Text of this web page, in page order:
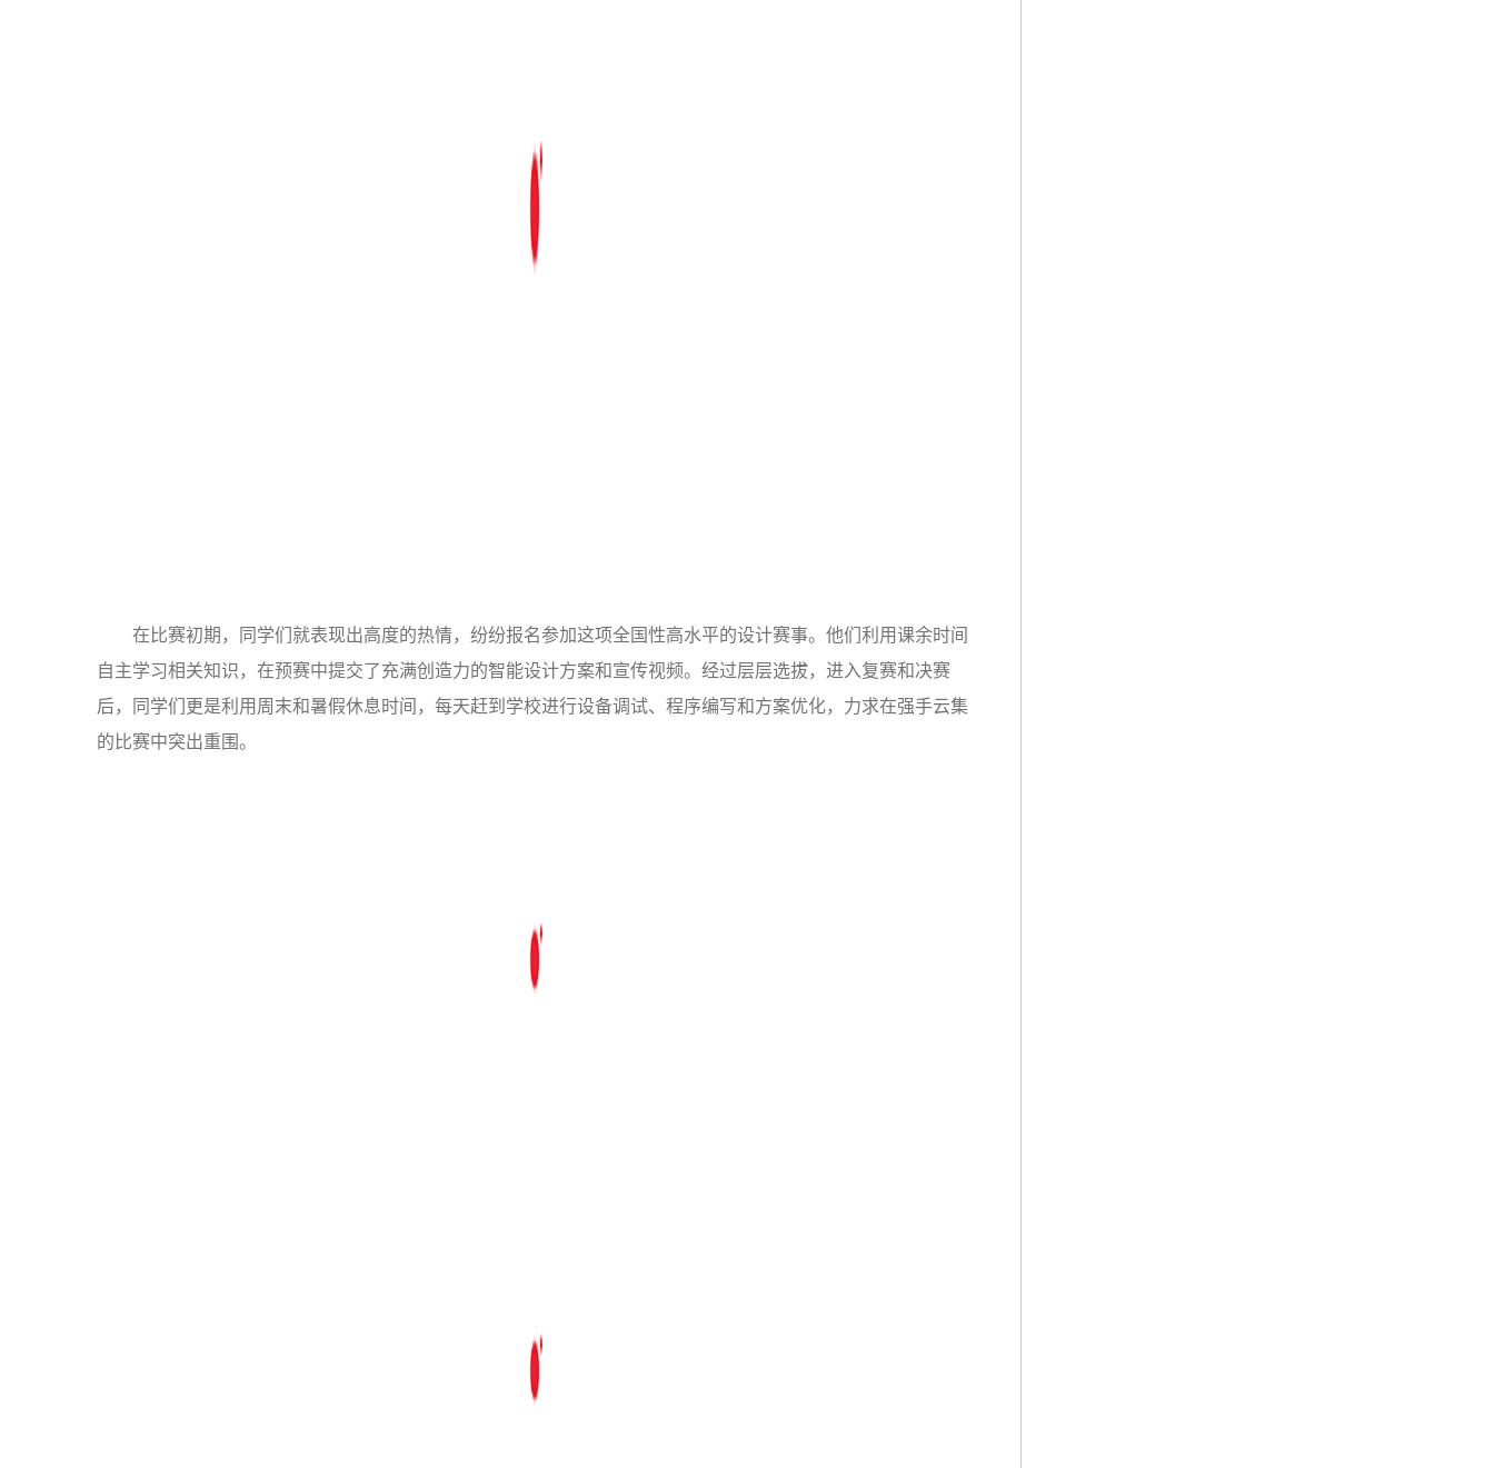
在比赛初期，同学们就表现出高度的热情，纷纷报名参加这项全国性高水平的设计赛事。他们利用课余时间
自主学习相关知识，在预赛中提交了充满创造力的智能设计方案和宣传视频。经过层层选拔，进入复赛和决赛
后，同学们更是利用周末和暑假休息时间，每天赶到学校进行设备调试、程序编写和方案优化，力求在强手云集
的比赛中突出重围。